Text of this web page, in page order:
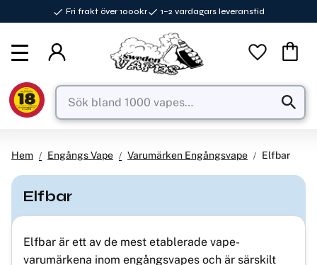
Fri frakt över 1000kr 1–2 vardagars leveranstid
Favoriter
Hem Engångs Vape Varumärken Engångsvape Elfbar
Elfbar
Elfbar är ett av de mest etablerade vape-
varumärkena inom engångsvapes och är särskilt